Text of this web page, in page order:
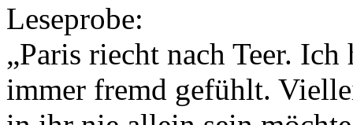
Leseprobe:
„Paris riecht nach Teer.
immer fremd gefühlt.